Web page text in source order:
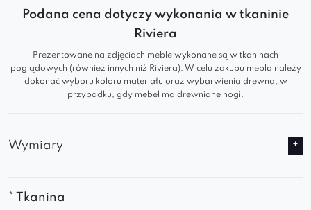
subtelnie zaokrąglona bryła nadaje wnętrzu
przytulności i elegancji, tworząc idealną
spędzania czasu.
Komfort, który zachwyca:
użytkowania,
wysokiej jakości tapicerka przyjemna w
Podana cena dotyczy wykonania w tkaninie
Riviera
Prezentowane na zdjęciach meble wykonane są w tkaninach
poglądowych (również innych niż Riviera). W celu zakupu mebla należy
dokonać wyboru koloru materiału oraz wybarwienia drewna, w
przypadku, gdy mebel ma drewniane nogi.
Wymiary
* Tkanina